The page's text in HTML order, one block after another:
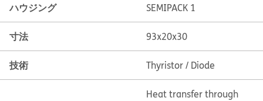
ハウジング SEMIPACK 1
寸法 93x20x30
技術 Thyristor / Diode
Heat transfer through